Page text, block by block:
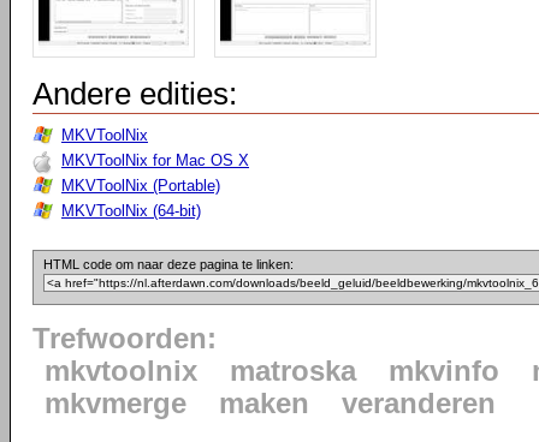
Andere edities:
MKVToolNix
MKVToolNix for Mac OS X
MKVToolNix (Portable)
MKVToolNix (64-bit)
HTML code om naar deze pagina te linken:
Trefwoorden:
mkvtoolnix
matroska mkvinfo
mkvmerge
maken veranderen